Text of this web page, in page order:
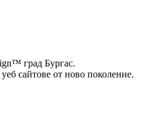
град Бургас.
сайтове от ново поколение.